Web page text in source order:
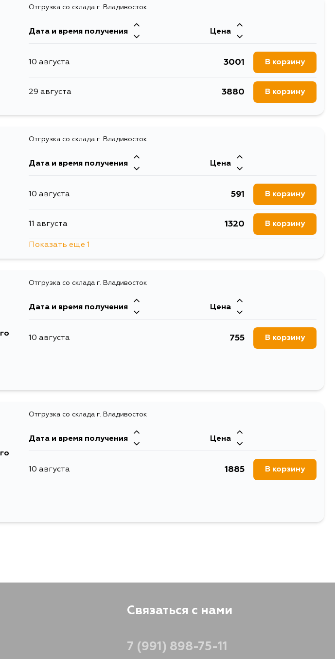
1649
В корзину
Отгрузка со склада г. Владивосток
Дата и время получения Цена
10 августа 3001 В корзину
29 августа 3880 В корзину
Отгрузка со склада г. Владивосток
Дата и время получения Цена
10 августа 591 В корзину
11 августа 1320 В корзину
Показать еще 1
Отгрузка со склада г. Владивосток
Дата и время получения Цена
10 августа 755 В корзину
Отгрузка со склада г. Владивосток
Дата и время получения Цена
10 августа 1885 В корзину
Связаться с нами
7 (991) 898-75-11